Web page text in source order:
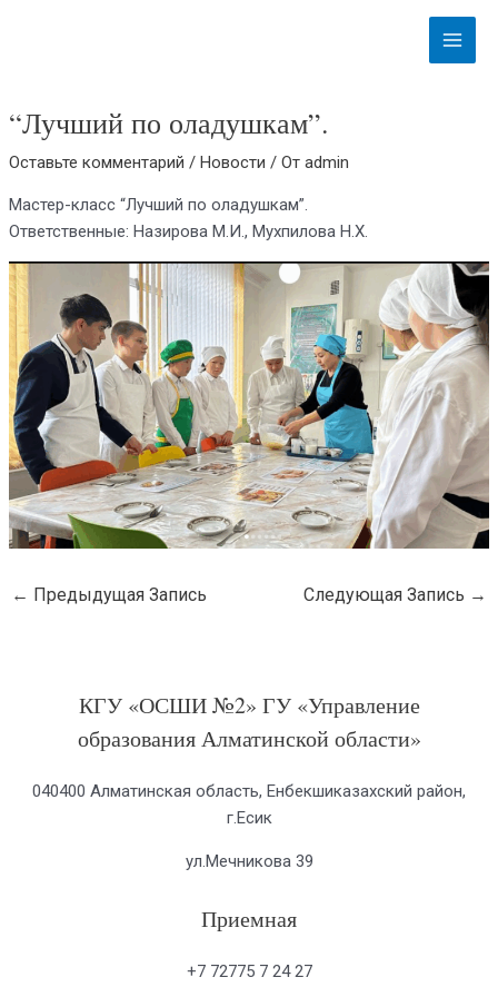
Main
Menu
“Лучший по оладушкам”.
Оставьте комментарий /Новости / Отadmin
Мастер-класс “Лучший по оладушкам”.
Ответственные: Назирова М.И., Мухпилова Н.Х.
← Предыдущая Запись Следующая Запись →
КГУ «ОСШИ №2» ГУ «Управление
образования Алматинской области»
040400 Алматинская область, Енбекшиказахский район,
г.Есик
ул.Мечникова 39
Приемная
+7 72775 7 24 27